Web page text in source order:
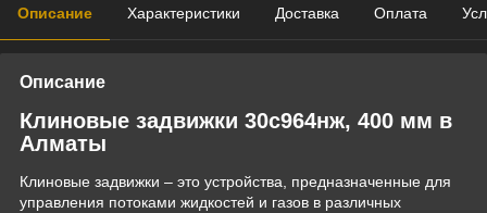
Описание Характеристики Доставка Оплата
Описание
Клиновые задвижки 30с964нж, 400 мм в
Алматы
Клиновые задвижки – это устройства, предназначенные для
управления потоками жидкостей и газов в различных